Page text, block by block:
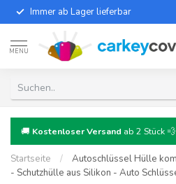
Immer ab Lager lieferbar
MENU
🚚 Kostenloser Versand ab 2 Stück 💨
Startseite /
Autoschlüssel Hülle
- Schutzhülle aus Silikon - Auto